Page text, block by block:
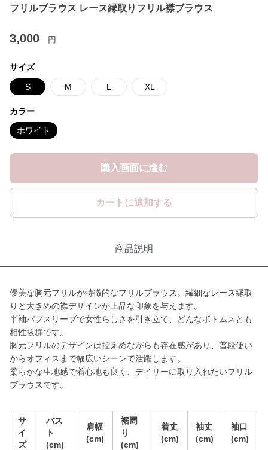
フリルブラウス レース縁取りフリル襟ブラウス
3,000 円
サイズ
S M L XL
カラー
ホワイト
購入画面に進む
カートに追加する
商品説明
優美な胸元フリルが特徴的なフリルブラウス。繊細なレース縁取
りと大きめの襟デザインが上品な印象を与えます。
半袖パフスリーブで女性らしさを引き立て、どんなボトムスとも
相性抜群です。
胸元フリルのデザインは控えめながらも存在感があり、普段使い
からオフィスまで幅広いシーンで活躍します。
柔らかな生地感で着心地も良く、デイリーに取り入れたいフリル
ブラウスです。
サ
イ
ズ
バス
ト
(cm)
肩幅
(cm)
裾周
り
(cm)
着丈
(cm)
袖丈
(cm)
袖口
(cm)